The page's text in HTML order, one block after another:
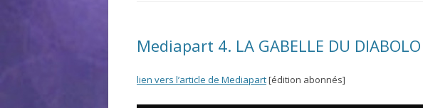
Mediapart 4. LA GABELLE DU DIABOLO
lien vers l’article de Mediapart[édition abonnés]